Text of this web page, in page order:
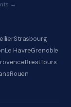
→
Strasbourg
Le HavreGrenoble
BrestTours
Rouen